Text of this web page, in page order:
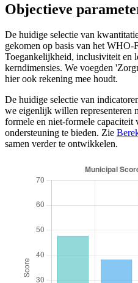
Objectieve
De huidige selectie van
gekomen op basis van het
Toegankelijkheid, inclusiviteit en
kerndimensies. We voegden
hier ook rekening mee houdt.
De huidige selectie van
we eigenlijk willen representeren
formele en niet-formele capaciteit
ondersteuning te bieden. Zie
samen verder te ontwikkelen.